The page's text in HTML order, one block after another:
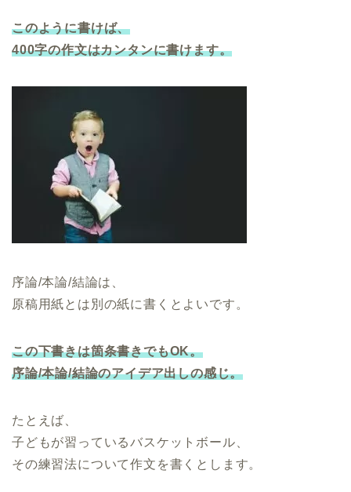
このように書けば、
400字の作文はカンタンに書けます。
序論/本論/結論は、
原稿用紙とは別の紙に書くとよいです。
この下書きは箇条書きでもOK。
序論/本論/結論のアイデア出しの感じ。
たとえば、
子どもが習っているバスケットボール、
その練習法について作文を書くとします。